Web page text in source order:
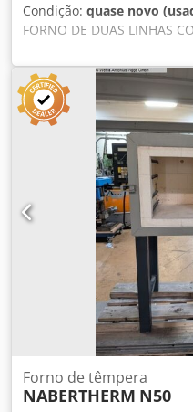
Condição: quase novo
FORNO DE DUAS LINHAS
CORREIA - MARCA IKEO
"boca": 80*35 o
Dimensões da câmara de
Aoymdzqoggeck o
80*35*1525 o
transportadora de chapa
Atmosfera: Azoto + H2 ou
forno estará disponível
na Suíça.
Forno de têmpera
NABERTHERM N50